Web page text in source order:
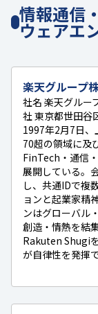
情報通信
ウェアエ
楽天グループ
社名 楽天グルー
社 東京都世田谷
1997年2月7日
70超の領域に及
FinTech・通信
展開している。
し、共通IDで複
ョンと起業家精
ンはグローバル
創造・情熱を結
Rakuten Shugi
が自律性を発揮